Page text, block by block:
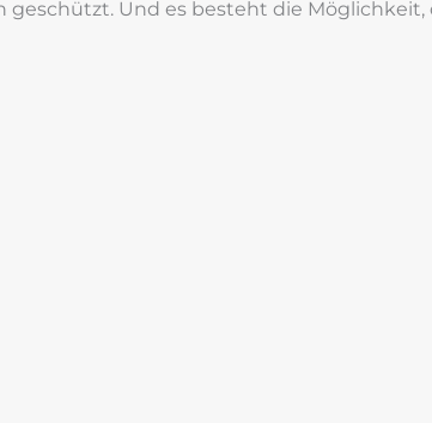
Und es besteht die Möglichkeit,